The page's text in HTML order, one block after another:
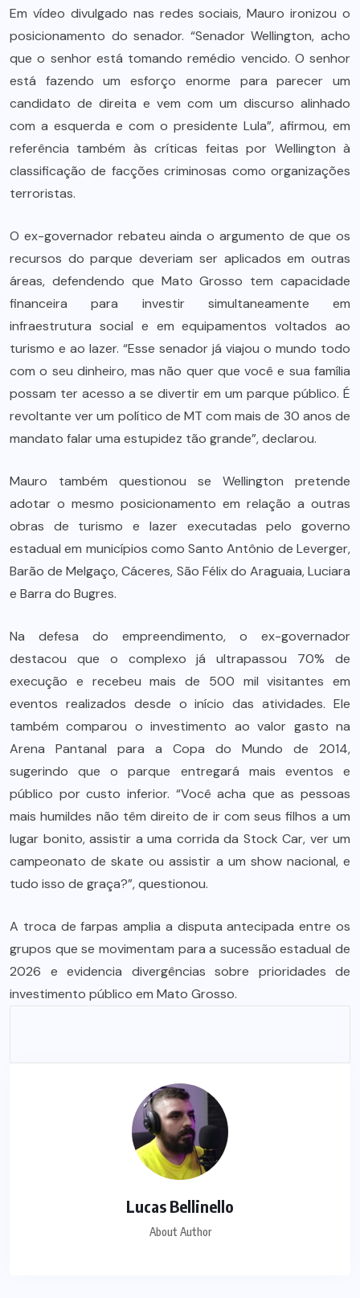
Em vídeo divulgado nas redes sociais, Mauro ironizou o
posicionamento do senador. “Senador Wellington, acho
que o senhor está tomando remédio vencido. O senhor
está fazendo um esforço enorme para parecer um
candidato de direita e vem com um discurso alinhado
com a esquerda e com o presidente Lula”, afirmou, em
referência também às críticas feitas por Wellington à
classificação de facções criminosas como organizações
terroristas.
O ex-governador rebateu ainda o argumento de que os
recursos do parque deveriam ser aplicados em outras
áreas, defendendo que Mato Grosso tem capacidade
financeira para investir simultaneamente em
infraestrutura social e em equipamentos voltados ao
turismo e ao lazer. “Esse senador já viajou o mundo todo
com o seu dinheiro, mas não quer que você e sua família
possam ter acesso a se divertir em um parque público. É
revoltante ver um político de MT com mais de 30 anos de
mandato falar uma estupidez tão grande”, declarou.
Mauro também questionou se Wellington pretende
adotar o mesmo posicionamento em relação a outras
obras de turismo e lazer executadas pelo governo
estadual em municípios como Santo Antônio de Leverger,
Barão de Melgaço, Cáceres, São Félix do Araguaia, Luciara
e Barra do Bugres.
Na defesa do empreendimento, o ex-governador
destacou que o complexo já ultrapassou 70% de
execução e recebeu mais de 500 mil visitantes em
eventos realizados desde o início das atividades. Ele
também comparou o investimento ao valor gasto na
Arena Pantanal para a Copa do Mundo de 2014,
sugerindo que o parque entregará mais eventos e
público por custo inferior. “Você acha que as pessoas
mais humildes não têm direito de ir com seus filhos a um
lugar bonito, assistir a uma corrida da Stock Car, ver um
campeonato de skate ou assistir a um show nacional, e
tudo isso de graça?”, questionou.
A troca de farpas amplia a disputa antecipada entre os
grupos que se movimentam para a sucessão estadual de
2026 e evidencia divergências sobre prioridades de
investimento público em Mato Grosso.
Lucas Bellinello
About Author